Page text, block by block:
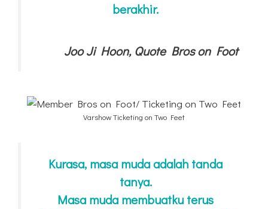
berakhir.
Joo Ji Hoon, Quote Bros on Foot
Varshow Ticketing on Two Feet
Kurasa, masa muda adalah tanda
tanya.
Masa muda membuatku terus